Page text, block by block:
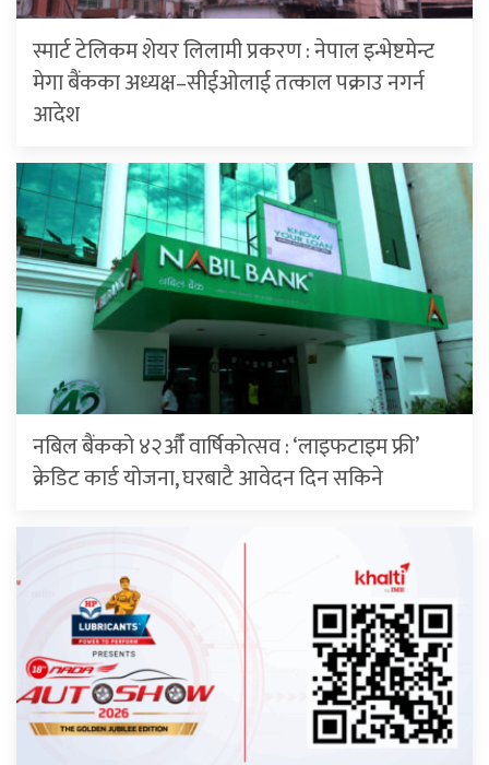
स्मार्ट टेलिकम शेयर लिलामी प्रकरण : नेपाल इन्भेष्टमेन्ट
मेगा बैंकका अध्यक्ष–सीईओलाई तत्काल पक्राउ नगर्न
आदेश
नबिल बैंकको ४२औँ वार्षिकोत्सव : ‘लाइफटाइम फ्री’
क्रेडिट कार्ड योजना, घरबाटै आवेदन दिन सकिने